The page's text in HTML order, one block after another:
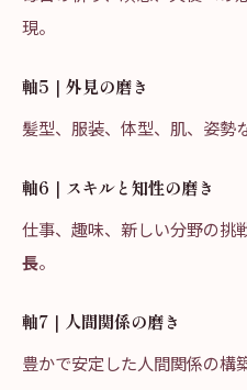
現。
軸5｜外見の磨き
髪型、服装、体型、肌、姿勢な
軸6｜スキルと知性の磨き
仕事、趣味、新しい分野の挑戦
長。
軸7｜人間関係の磨き
豊かで安定した人間関係の構